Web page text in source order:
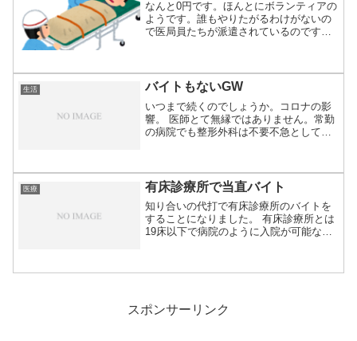
なんと0円です。ほんとにボランティアの
ようです。誰もやりたがるわけがないの
で医局員たちが派遣されているのです
生活 バイトもないGW
いつまで続くのでしょうか。コロナの影
響。 医師とて無縁ではありません。常勤
の病院でも整形外科は不要不急としてオ
医療 有床診療所で当直バイト
知り合いの代打で有床診療所のバイトを
することになりました。 有床診療所とは
19床以下で病院のように入院が可能な施
スポンサーリンク